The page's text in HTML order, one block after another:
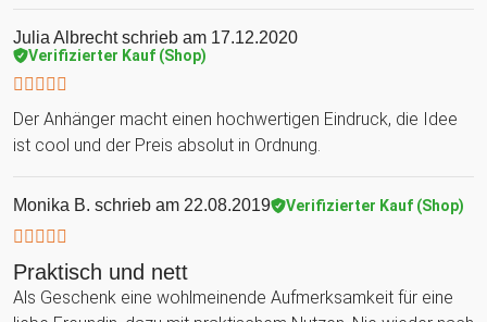
Julia Albrechtschrieb am 17.12.2020
Verifizierter Kauf (Shop)
Der Anhänger macht einen hochwertigen Eindruck, die Idee
ist cool und der Preis absolut in Ordnung.
Monika B. schrieb am 22.08.2019 Verifizierter Kauf (Shop)
Praktisch und nett
Als Geschenk eine wohlmeinende Aufmerksamkeit für eine